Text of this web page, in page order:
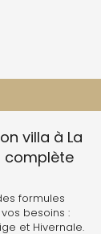
villa à La
complète
formules
besoins :
et Hivernale.